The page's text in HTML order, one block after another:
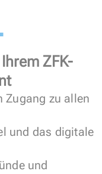
ZFK-
Zugang zu allen
und das digitale
und